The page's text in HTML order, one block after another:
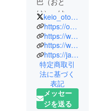
は）」は、
慶應義塾大
学公認の津
軽三味線
サークル。
「津軽三味
線の魅力を
幅広い世
代、そして
keio_otoha
https://otohakeio.wixsite.com/keiootoha
https://www.youtube.com/c/keio_otoha_tokyo
https://www.instagram.com/keio_otoha_tokyo/
https://ja-jp.facebook.com/keiootoha/
特定商取引
法に基づく
表記
メッセー
ジを送る